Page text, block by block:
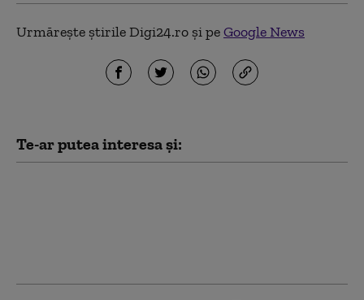
Urmărește știrile Digi24.ro și peGoogle News
Te-ar putea interesa și: